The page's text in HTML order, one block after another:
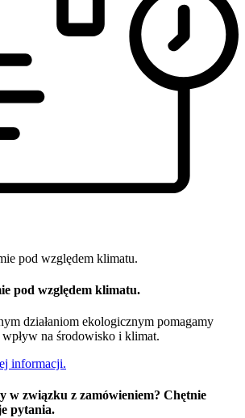
pod względem klimatu.
działaniom ekologicznym pomagamy
na środowisko i klimat.
informacji.
w związku z zamówieniem? Chętnie
pytania.